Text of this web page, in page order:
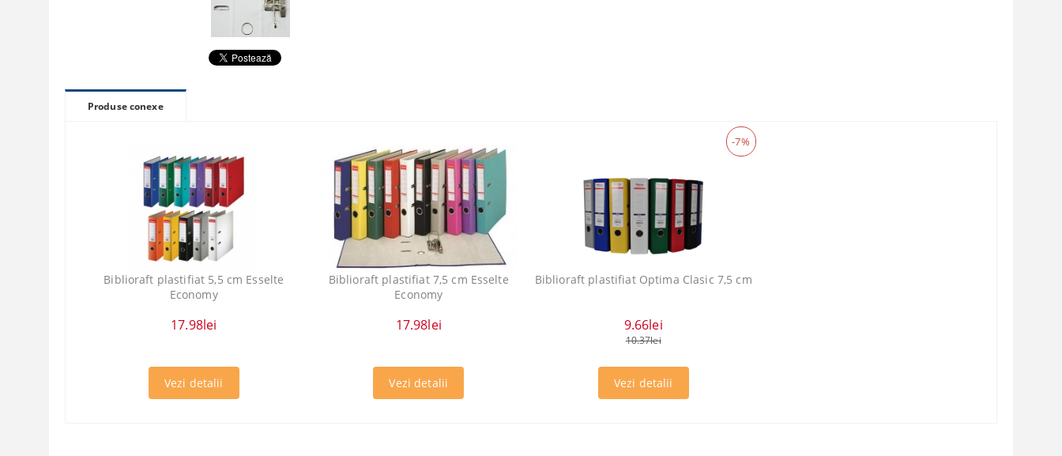
Produse conexe
Biblioraft plastifiat 5,5 cm Esselte
Economy
17.98lei
Vezi detalii
Biblioraft plastifiat 7,5 cm Esselte
Economy
17.98lei
Vezi detalii
Biblioraft plastifiat Optima Clasic 7,5 cm
-7%
9.66lei
10.37lei
Vezi detalii